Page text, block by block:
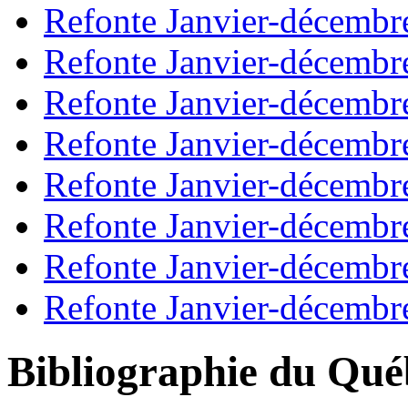
Refonte Janvier-
Refonte Janvier-
Refonte Janvier-
Refonte Janvier-
Refonte Janvier-
Refonte Janvier-
Refonte Janvier-
Refonte Janvier-
Bibliographie du